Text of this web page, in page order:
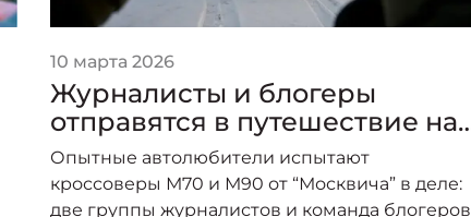
10 марта 2026
Журналисты и блогеры
отправятся в путешествие на
новых "Москвичах"
Опытные автолюбители испытают
кроссоверы М70 и М90 от “Москвича” в деле:
две группы журналистов и команда блогеров